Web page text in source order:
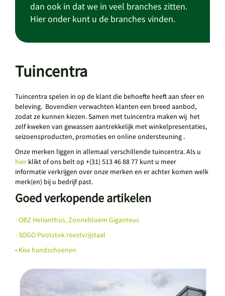
dan ook in dat we in veel branches zitten.
Hier onder kunt u de branches vinden.
Tuincentra
Tuincentra spelen in op de klant die behoefte heeft aan sfeer en
beleving. Bovendien verwachten klanten een breed aanbod,
zodat ze kunnen kiezen. Samen met tuincentra maken wij het
zelf kweken van gewassen aantrekkelijk met winkelpresentaties,
seizoensproducten, promoties en online ondersteuning .
Onze merken liggen in allemaal verschillende tuincentra. Als u
hier klikt of ons belt op +(31) 513 46 88 77 kunt u meer
informatie verkrijgen over onze merken en er achter komen welk
merk(en) bij u bedrijf past.
Goed verkopende artikelen
- OBZ Helianthus, Zonnebloem Giganteus
- SOGO Pootstok roestvrijstaal
- Kixx handschoenen